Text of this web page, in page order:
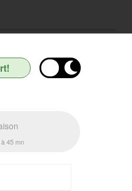
45 mn